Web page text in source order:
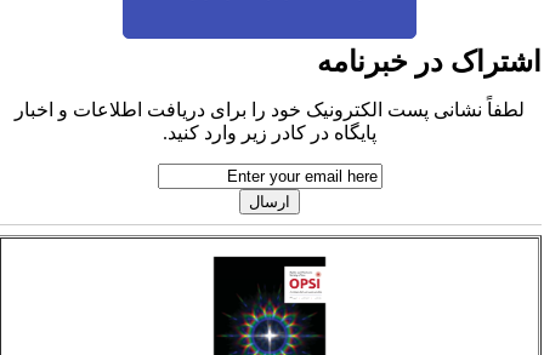
در خبرنامه
لطفاً نشانی پست الکترونیک خود را برای دریافت اطلاعات و اخبار
پایگاه در کادر زیر وارد کنید.